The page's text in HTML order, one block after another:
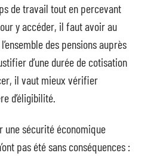
de travail tout en percevant
y accéder, il faut avoir au
des pensions auprès
d’une durée de cotisation
il vaut mieux vérifier
d’éligibilité.
une sécurité économique
pas été sans conséquences :